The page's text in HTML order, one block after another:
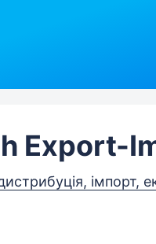
Export-
імпорт,